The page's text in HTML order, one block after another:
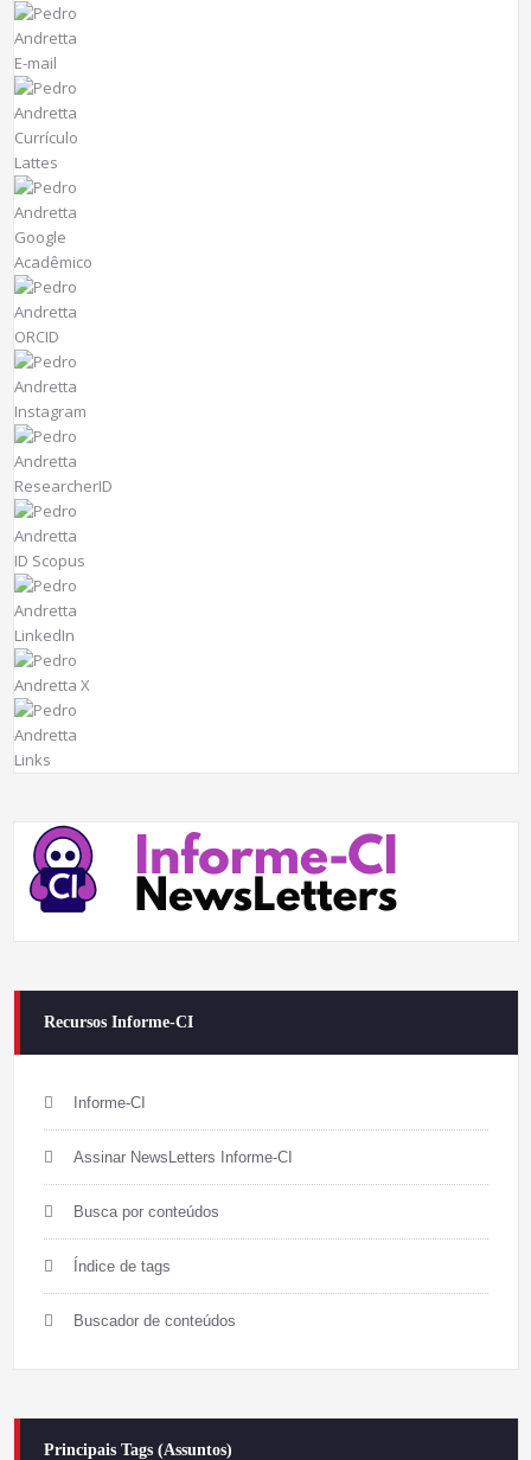
Recursos Informe-CI
Informe-CI
Assinar NewsLetters Informe-CI
Busca por conteúdos
Índice de tags
Buscador de conteúdos
Principais Tags (Assuntos)